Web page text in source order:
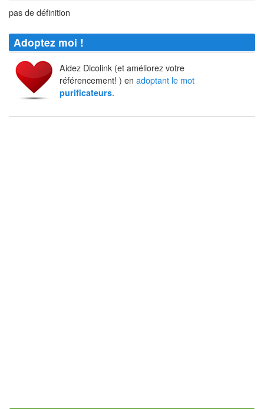
pas de définition
Adoptez moi !
Aidez Dicolink (et améliorez votre
référencement! ) en adoptant le mot
purificateurs.